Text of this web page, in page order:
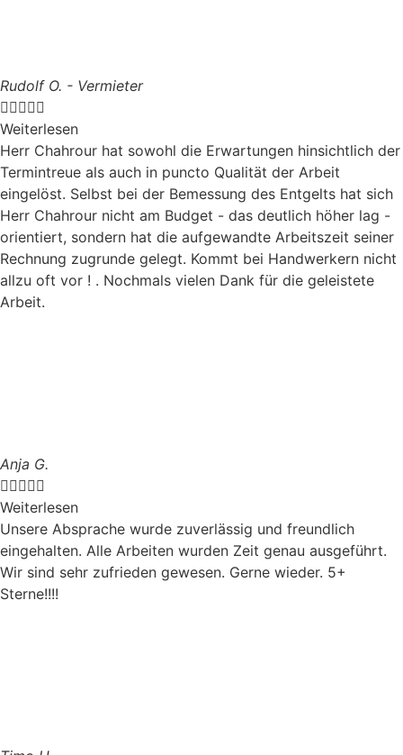
Rudolf O. - Vermieter

Weiterlesen
Herr Chahrour hat sowohl die Erwartungen hinsichtlich der
Termintreue als auch in puncto Qualität der Arbeit
eingelöst. Selbst bei der Bemessung des Entgelts hat sich
Herr Chahrour nicht am Budget - das deutlich höher lag -
orientiert, sondern hat die aufgewandte Arbeitszeit seiner
Rechnung zugrunde gelegt. Kommt bei Handwerkern nicht
allzu oft vor ! . Nochmals vielen Dank für die geleistete
Arbeit.
Anja G.

Weiterlesen
Unsere Absprache wurde zuverlässig und freundlich
eingehalten. Alle Arbeiten wurden Zeit genau ausgeführt.
Wir sind sehr zufrieden gewesen. Gerne wieder. 5+
Sterne!!!!